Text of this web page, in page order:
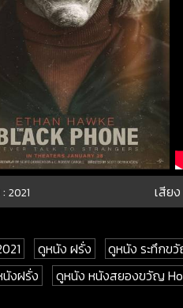
:2021 เสียง
ดูหนัง ฝรั่ง ดูหนัง ระทึกข
งฝรั่ง
ดูหนัง หนังสยองขวัญ